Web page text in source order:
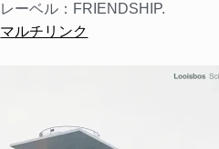
レーベル：FRIENDSHIP.
マルチリンク